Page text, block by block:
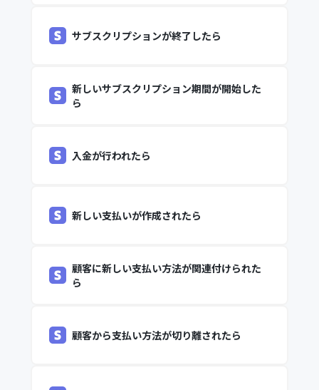
サブスクリプションが終了したら
新しいサブスクリプション期間が開始した
ら
入金が行われたら
新しい支払いが作成されたら
顧客に新しい支払い方法が関連付けられた
ら
顧客から支払い方法が切り離されたら